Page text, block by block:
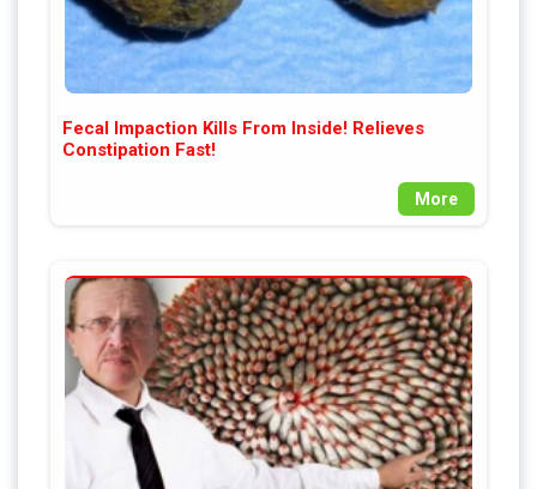
Fecal Impaction Kills From Inside! Relieves
Constipation Fast!
More